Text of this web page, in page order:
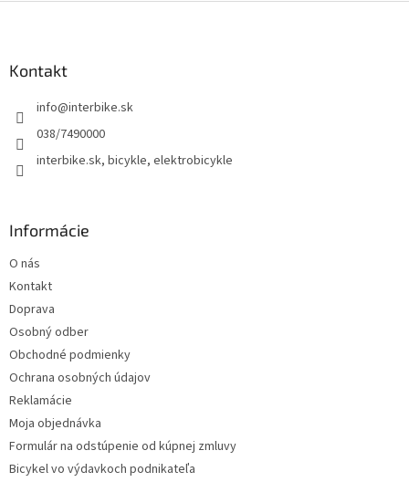
Kontakt
info@interbike.sk
038/7490000
interbike.sk, bicykle, elektrobicykle
Informácie
O nás
Kontakt
Doprava
Osobný odber
Obchodné podmienky
Ochrana osobných údajov
Reklamácie
Moja objednávka
Formulár na odstúpenie od kúpnej zmluvy
Bicykel vo výdavkoch podnikateľa